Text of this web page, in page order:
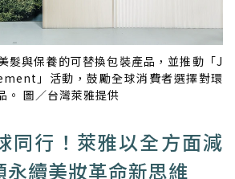
髮與保養的可替換包裝產品，並推動「J
」活動，鼓勵全球消費者選擇對環
。 圖／台灣萊雅提供
同行！萊雅以全方面減
永續美妝革命新思維